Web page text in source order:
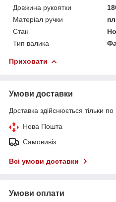
Довжина рукоятки
Матеріал ручки
Стан
Тип валика
Приховати
Умови доставки
Доставка здійснюється тільки по
Нова Пошта
Самовивіз
Всі умови доставки
Умови оплати